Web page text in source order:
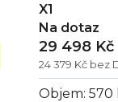
X1
Na dotaz
24 379 Kč bez
29 498 Kč
Objem: 570